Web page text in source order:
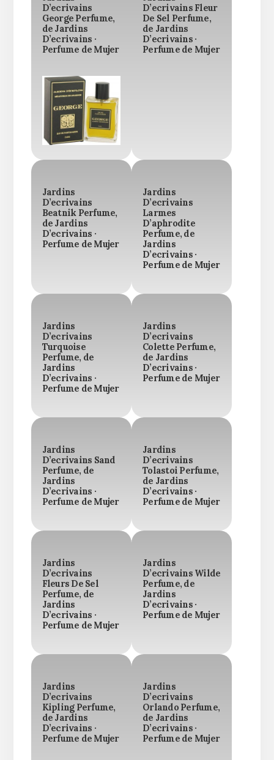
D’ecrivains
George Perfume,
de Jardins
D’ecrivains ·
Perfume de Mujer
D’ecrivains Fleur
De Sel Perfume,
de Jardins
D’ecrivains ·
Perfume de Mujer
Jardins
D’ecrivains
Beatnik Perfume,
de Jardins
D’ecrivains ·
Perfume de Mujer
Jardins
D’ecrivains
Larmes
D’aphrodite
Perfume, de
Jardins
D’ecrivains ·
Perfume de Mujer
Jardins
D’ecrivains
Turquoise
Perfume, de
Jardins
D’ecrivains ·
Perfume de Mujer
Jardins
D’ecrivains
Colette Perfume,
de Jardins
D’ecrivains ·
Perfume de Mujer
Jardins
D’ecrivains Sand
Perfume, de
Jardins
D’ecrivains ·
Perfume de Mujer
Jardins
D’ecrivains
Tolastoi Perfume,
de Jardins
D’ecrivains ·
Perfume de Mujer
Jardins
D’ecrivains
Fleurs De Sel
Perfume, de
Jardins
D’ecrivains ·
Perfume de Mujer
Jardins
D’ecrivains Wilde
Perfume, de
Jardins
D’ecrivains ·
Perfume de Mujer
Jardins
D’ecrivains
Kipling Perfume,
de Jardins
D’ecrivains ·
Perfume de Mujer
Jardins
D’ecrivains
Orlando Perfume,
de Jardins
D’ecrivains ·
Perfume de Mujer